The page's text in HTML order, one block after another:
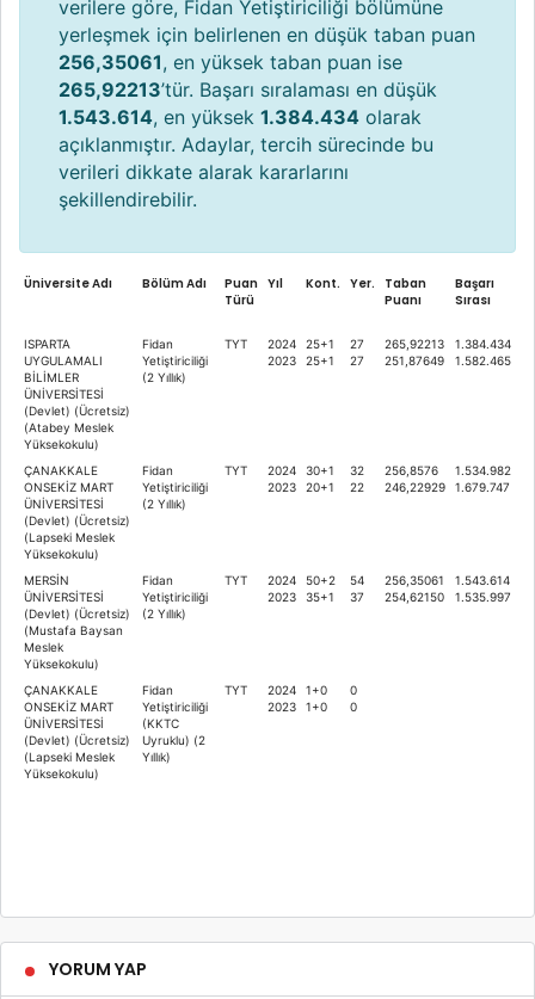
verilere göre, Fidan Yetiştiriciliği bölümüne
yerleşmek için belirlenen en düşük taban puan
256,35061, en yüksek taban puan ise
265,92213’tür. Başarı sıralaması en düşük
1.543.614, en yüksek 1.384.434 olarak
açıklanmıştır. Adaylar, tercih sürecinde bu
verileri dikkate alarak kararlarını
şekillendirebilir.
Üniversite Adı Bölüm Adı
Puan
Türü
Yıl Kont. Yer.
Taban
Puanı
Başarı
Sırası
ISPARTA
UYGULAMALI
BİLİMLER
ÜNİVERSİTESİ
(Devlet) (Ücretsiz)
(Atabey Meslek
Yüksekokulu)
Fidan
Yetiştiriciliği
(2 Yıllık)
TYT
2024
2023
25+1
25+1
27
27
265,92213
251,87649
1.384.434
1.582.465
ÇANAKKALE
ONSEKİZ MART
ÜNİVERSİTESİ
(Devlet) (Ücretsiz)
(Lapseki Meslek
Yüksekokulu)
Fidan
Yetiştiriciliği
(2 Yıllık)
TYT
2024
2023
30+1
20+1
32
22
256,8576
246,22929
1.534.982
1.679.747
MERSİN
ÜNİVERSİTESİ
(Devlet) (Ücretsiz)
(Mustafa Baysan
Meslek
Yüksekokulu)
Fidan
Yetiştiriciliği
(2 Yıllık)
TYT
2024
2023
50+2
35+1
54
37
256,35061
254,62150
1.543.614
1.535.997
ÇANAKKALE
ONSEKİZ MART
ÜNİVERSİTESİ
(Devlet) (Ücretsiz)
(Lapseki Meslek
Yüksekokulu)
Fidan
Yetiştiriciliği
(KKTC
Uyruklu) (2
Yıllık)
TYT
2024
2023
1+0
1+0
0
0
YORUM YAP